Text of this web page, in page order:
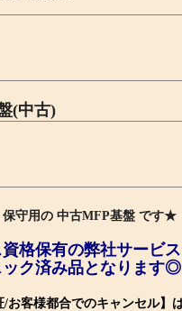
(中古)
保守用の 中古MFP基盤 です★
格保有の弊社サービ
ック済み品となります◎
客様都合でのキャンセル】